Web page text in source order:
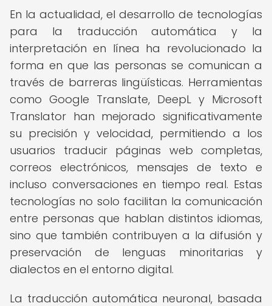
En la actualidad, el desarrollo de tecnologías
para la traducción automática y la
interpretación en línea ha revolucionado la
forma en que las personas se comunican a
través de barreras lingüísticas. Herramientas
como Google Translate, DeepL y Microsoft
Translator han mejorado significativamente
su precisión y velocidad, permitiendo a los
usuarios traducir páginas web completas,
correos electrónicos, mensajes de texto e
incluso conversaciones en tiempo real. Estas
tecnologías no solo facilitan la comunicación
entre personas que hablan distintos idiomas,
sino que también contribuyen a la difusión y
preservación de lenguas minoritarias y
dialectos en el entorno digital.
La traducción automática neuronal, basada